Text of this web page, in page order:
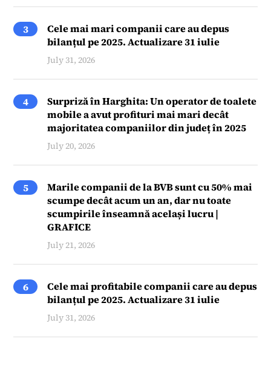
3
Cele mai mari companii care au depus
bilanțul pe 2025. Actualizare 31 iulie
July 31, 2026
4
Surpriză în Harghita: Un operator de toalete
mobile a avut profituri mai mari decât
majoritatea companiilor din județ în 2025
July 20, 2026
5
Marile companii de la BVB sunt cu 50% mai
scumpe decât acum un an, dar nu toate
scumpirile înseamnă același lucru |
GRAFICE
July 21, 2026
6
Cele mai profitabile companii care au depus
bilanțul pe 2025. Actualizare 31 iulie
July 31, 2026